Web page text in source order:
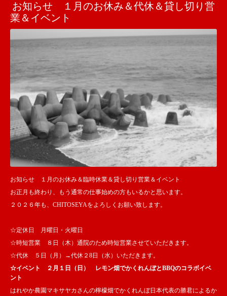
お知らせ １月のお休み＆代休＆貸し切り営
業＆イベント
お知らせ １月のお休み＆臨時休業＆貸し切り営業＆イベント
お正月も終わり、もう通常の仕事始めの方もいるかと思います。
２０２６年も、CHITOSEYAをよろしくお願い致します。
☆定休日 月曜日・火曜日
☆時短営業 ８日（木）通院のため時短営業させていただきます。
☆代休 ５日（月）→代休２8日（水）いただきます。
☆イベント ２月１日（日） レモン畑でかくれんぼとBBQのコラボイベ
ント
はれやか農園マキサヤカさんの檸檬畑でかくれんぼ日本代表の勝君によるか